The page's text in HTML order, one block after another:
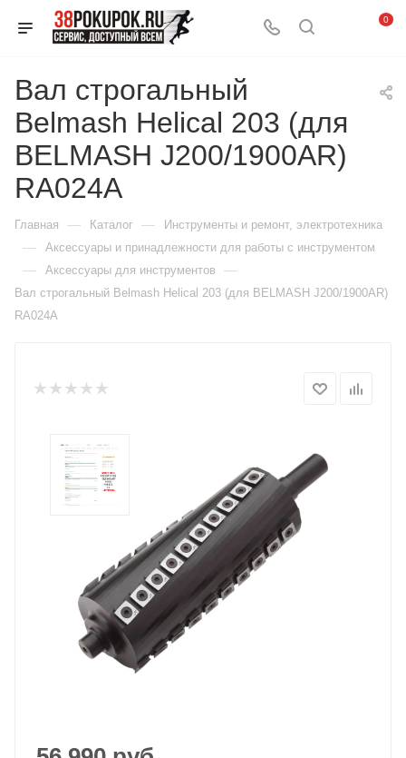
0
Вал строгальный
Belmash Helical 203 (для
BELMASH J200/1900AR)
RA024A
Главная — Каталог — Инструменты и ремонт, электротехника
— Аксессуары и принадлежности для работы с инструментом
— Аксессуары для инструментов —
Вал строгальный Belmash Helical 203 (для BELMASH J200/1900AR)
RA024A